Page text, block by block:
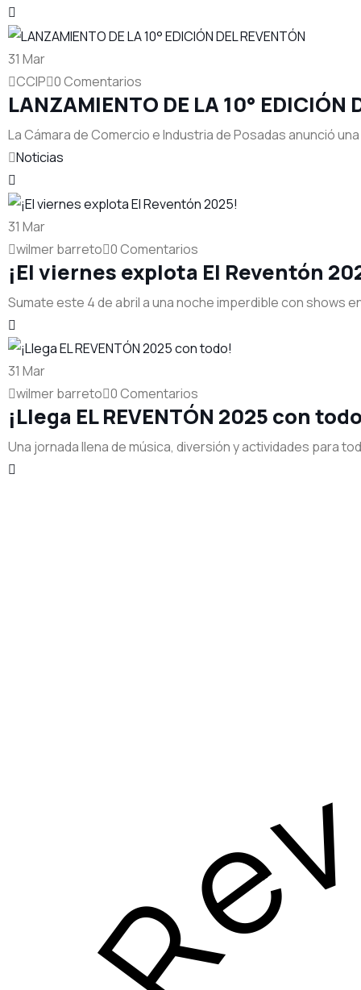
31 Mar
CCIP 0 Comentarios
LANZAMIENTO DE LA 10° EDICIÓN
La Cámara de Comercio e Industria de Posadas anunció
Noticias
31 Mar
wilmer barreto 0 Comentarios
¡El viernes explota El Reventón
Sumate este 4 de abril a una noche imperdible con shows
31 Mar
wilmer barreto 0 Comentarios
¡Llega EL REVENTÓN 2025 con
Una jornada llena de música, diversión y actividades para